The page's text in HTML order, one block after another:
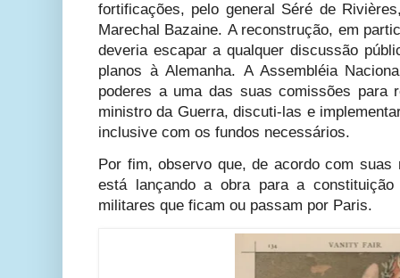
fortificações, pelo general Séré de
Marechal Bazaine. A reconstrução, em
deveria escapar a qualquer discussão
planos à Alemanha. A Assembléia
poderes a uma das suas comissões para
ministro da Guerra, discuti-las e
inclusive com os fundos necessários.
Por fim, observo que, de acordo com
está lançando a obra para a
militares que ficam ou passam por Paris.